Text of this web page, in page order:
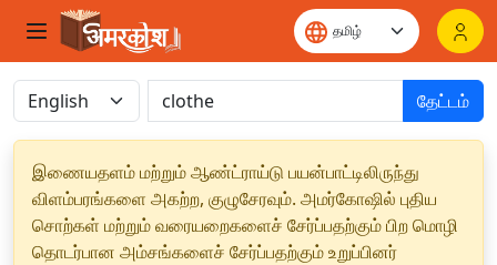
தேட்டம்
இணையதளம் மற்றும் ஆண்ட்ராய்டு பயன்பாட்டிலிருந்து
விளம்பரங்களை அகற்ற, குழுசேரவும். அமர்கோஷில் புதிய
சொற்கள் மற்றும் வரையறைகளைச் சேர்ப்பதற்கும் பிற மொழி
தொடர்பான அம்சங்களைச் சேர்ப்பதற்கும் உறுப்பினர்